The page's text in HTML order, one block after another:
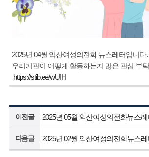
2025년 04월 익산여성의전화 뉴스레터입니다.
우리기관이 어떻게 활동하는지 많은 관심 부
https://stib.ee/wUIH
이전글 2025년 05월 익산여성의전화뉴스레
다음글 2025년 02월 익산여성의전화뉴스레